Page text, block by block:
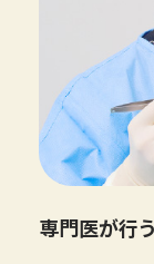
専門医が行